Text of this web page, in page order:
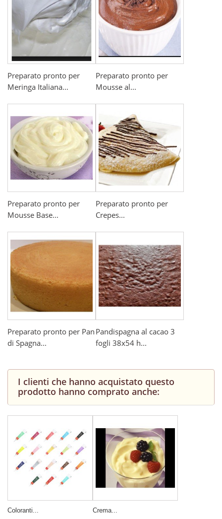
Preparato pronto per
Meringa Italiana...
Preparato pronto per
Mousse al...
Preparato pronto per
Mousse Base...
Preparato pronto per
Crepes...
Preparato pronto per Pan
di Spagna...
Pandispagna al cacao 3
fogli 38x54 h...
I clienti che hanno acquistato questo
prodotto hanno comprato anche:
Coloranti...
Crema...